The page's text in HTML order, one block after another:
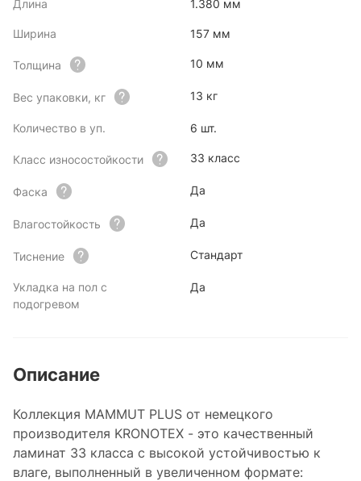
Длина 1.380 мм
Ширина 157 мм
Толщина 10 мм
Вес упаковки, кг 13 кг
Количество в уп. 6 шт.
Класс износостойкости 33 класс
Фаска Да
Влагостойкость Да
Тиснение Стандарт
Укладка на пол с
подогревом
Да
Описание
Коллекция MAMMUT PLUS от немецкого
производителя KRONOTEX - это качественный
ламинат 33 класса с высокой устойчивостью к
влаге, выполненный в увеличенном формате: